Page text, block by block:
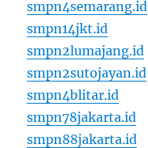
smpn4semarang.id
smpn14jkt.id
smpn2lumajang.id
smpn2sutojayan.id
smpn4blitar.id
smpn78jakarta.id
smpn88jakarta.id